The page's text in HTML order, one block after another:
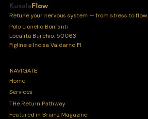
KusalaFlow
Retune your nervous system — from stress to flow.
Polo Lionello Bonfanti
Località Burchio, 50063
Figline e Incisa Valdarno FI
NAVIGATE
Home
Services
THe Return Pathway
Featured in Brainz Magazine